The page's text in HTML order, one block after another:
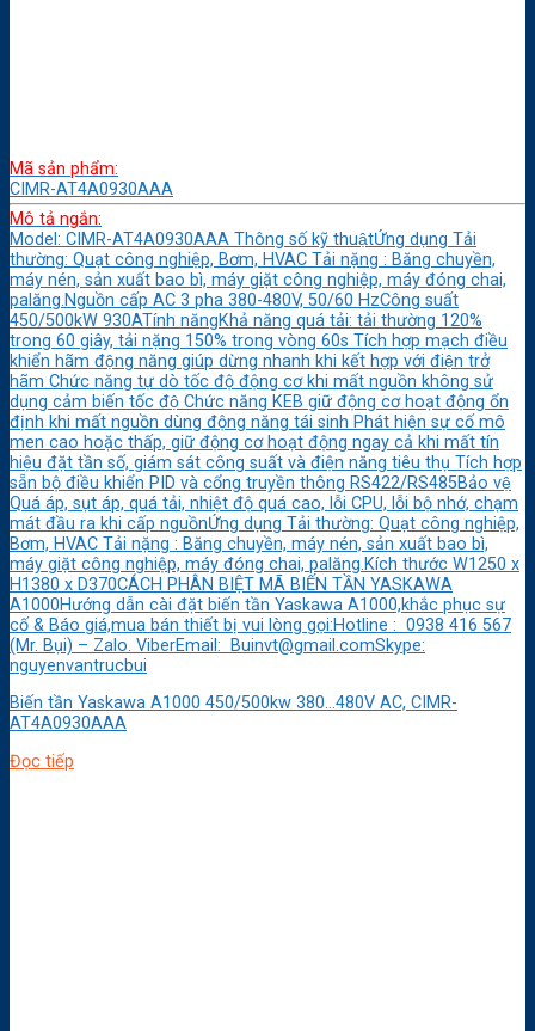
Mã sản phẩm:
CIMR-AT4A0930AAA
Mô tả ngắn:
Model: CIMR-AT4A0930AAA Thông số kỹ thuậtỨng dụng Tải
thường: Quạt công nghiệp, Bơm, HVAC Tải nặng : Băng chuyền,
máy nén, sản xuất bao bì, máy giặt công nghiệp, máy đóng chai,
palăng.Nguồn cấp AC 3 pha 380-480V, 50/60 HzCông suất
450/500kW 930ATính năngKhả năng quá tải: tải thường 120%
trong 60 giây, tải nặng 150% trong vòng 60s Tích hợp mạch điều
khiển hãm động năng giúp dừng nhanh khi kết hợp với điện trở
hãm Chức năng tự dò tốc độ động cơ khi mất nguồn không sử
dụng cảm biến tốc độ Chức năng KEB giữ động cơ hoạt động ổn
định khi mất nguồn dùng động năng tái sinh Phát hiện sự cố mô
men cao hoặc thấp, giữ động cơ hoạt động ngay cả khi mất tín
hiệu đặt tần số, giám sát công suất và điện năng tiêu thụ Tích hợp
sẵn bộ điều khiển PID và cổng truyền thông RS422/RS485Bảo vệ
Quá áp, sụt áp, quá tải, nhiệt độ quá cao, lỗi CPU, lỗi bộ nhớ, chạm
mát đầu ra khi cấp nguồnỨng dụng Tải thường: Quạt công nghiệp,
Bơm, HVAC Tải nặng : Băng chuyền, máy nén, sản xuất bao bì,
máy giặt công nghiệp, máy đóng chai, palăng.Kích thước W1250 x
H1380 x D370CÁCH PHÂN BIỆT MÃ BIẾN TẦN YASKAWA
A1000Hướng dẫn cài đặt biến tần Yaskawa A1000,khắc phục sự
cố & Báo giá,mua bán thiết bị vui lòng gọi:Hotline : 0938 416 567
(Mr. Bụi) – Zalo. ViberEmail: Buinvt@gmail.comSkype:
nguyenvantrucbui
Biến tần Yaskawa A1000 450/500kw 380…480V AC, CIMR-
AT4A0930AAA
Đọc tiếp